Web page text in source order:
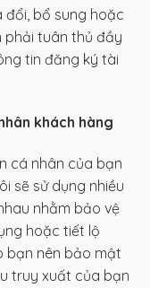
đổi, bổ sung hoặc
phải tuân thủ đầy
tin đăng ký tài
khách hàng
cá nhân của bạn
sẽ sử dụng nhiều
nhằm bảo vệ
hoặc tiết lộ
bạn nên bảo mật
truy xuất của bạn